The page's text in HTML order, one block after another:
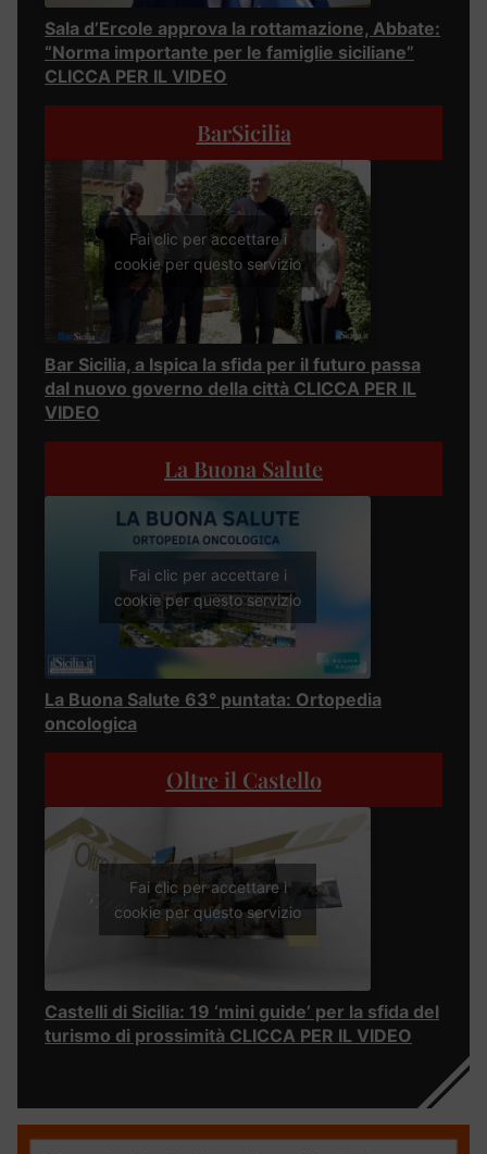
Sala d’Ercole approva la rottamazione, Abbate:
“Norma importante per le famiglie siciliane”
CLICCA PER IL VIDEO
BarSicilia
Fai clic per accettare i
cookie per questo servizio
Bar Sicilia, a Ispica la sfida per il futuro passa
dal nuovo governo della città CLICCA PER IL
VIDEO
La Buona Salute
Fai clic per accettare i
cookie per questo servizio
La Buona Salute 63° puntata: Ortopedia
oncologica
Oltre il Castello
Fai clic per accettare i
cookie per questo servizio
Castelli di Sicilia: 19 ‘mini guide’ per la sfida del
turismo di prossimità CLICCA PER IL VIDEO